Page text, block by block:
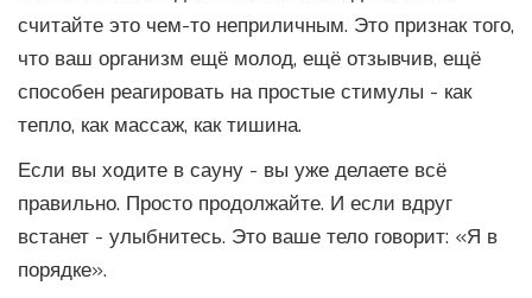
считайте это чем-то неприличным. Это признак того,
что ваш организм ещё молод, ещё отзывчив, ещё
способен реагировать на простые стимулы - как
тепло, как массаж, как тишина.
Если вы ходите в сауну - вы уже делаете всё
правильно. Просто продолжайте. И если вдруг
встанет - улыбнитесь. Это ваше тело говорит: «Я в
порядке».